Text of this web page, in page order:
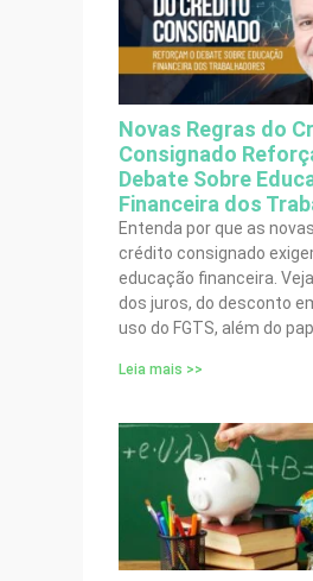
Novas Regras do
Consignado
Debate Sobre
Financeira dos
Entenda por que as
crédito consignado
educação financeira.
dos juros, do desconto
uso do FGTS, além do
Leia mais >>